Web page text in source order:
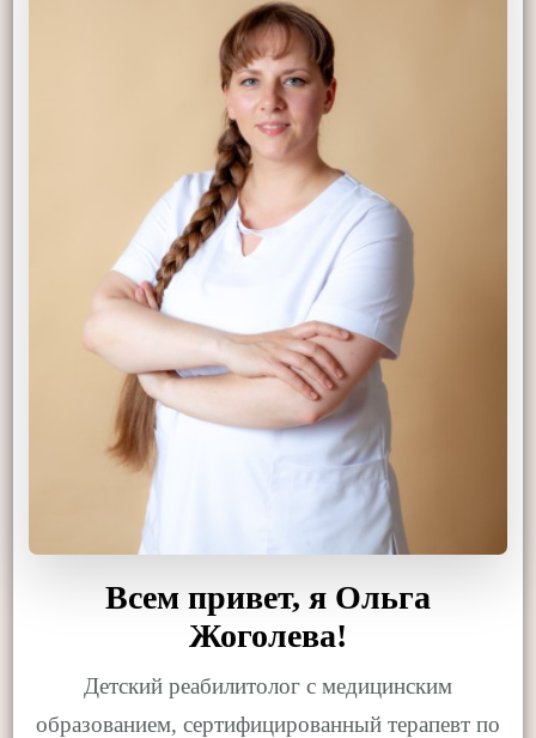
Всем привет, я Ольга
Жоголева!
Детский реабилитолог с медицинским
образованием, сертифицированный терапевт по